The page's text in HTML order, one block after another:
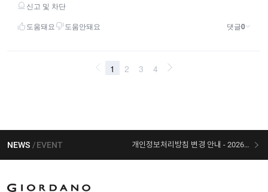
NEWS EVENT 개인정보처리방침 변경 안내 - 2026/07/30 시행